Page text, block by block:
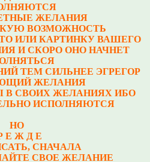
ЖЕЛАНИЯ
ВОЗМОЖНОСТЬ
ИЛИ КАРТИНКУ ВАШЕГО
И СКОРО ОНО НАЧНЕТ
ТЕМ СИЛЬНЕЕ ЭГРЕГОР
ЖЕЛАНИЯ
В СВОИХ ЖЕЛАНИЯХ ИБО
ИСПОЛНЯЮТСЯ
НО
Е Ж Д Е
СНАЧАЛА
СВОЕ ЖЕЛАНИЕ